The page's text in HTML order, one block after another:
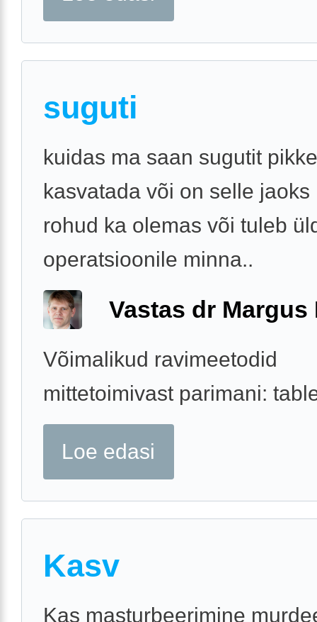
suguti
kuidas ma saan sugutit
kasvatada või on selle jaoks
rohud ka olemas või tuleb
operatsioonile minna..
Vastas dr Margus
Võimalikud ravimeetodid
mittetoimivast parimani:
Loe edasi
Kasv
Kas masturbeerimine